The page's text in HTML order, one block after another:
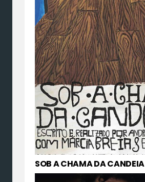
SOB A CHAMA DA CANDEIA